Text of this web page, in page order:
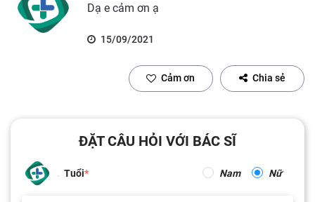
Dạ e cảm ơn ạ
15/09/2021
Cảm ơn Chia sẻ
ĐẶT CÂU HỎI VỚI BÁC SĨ
Tuổi Nam Nữ